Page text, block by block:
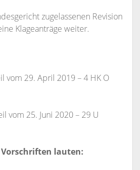
zugelassenen Revision
Klageanträge weiter.
vom 29. April 2019 – 4 HK O
vom 25. Juni 2020 – 29 U
lauten: